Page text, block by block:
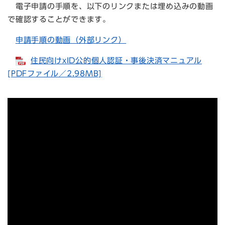
電子申請の手順を、以下のリンクまたは埋め込みの動画
で確認することができます。
申請手順の動画（外部リンク）
住民向けxID公的個人認証・事後決済マニュアル
[PDFファイル／2.98MB]